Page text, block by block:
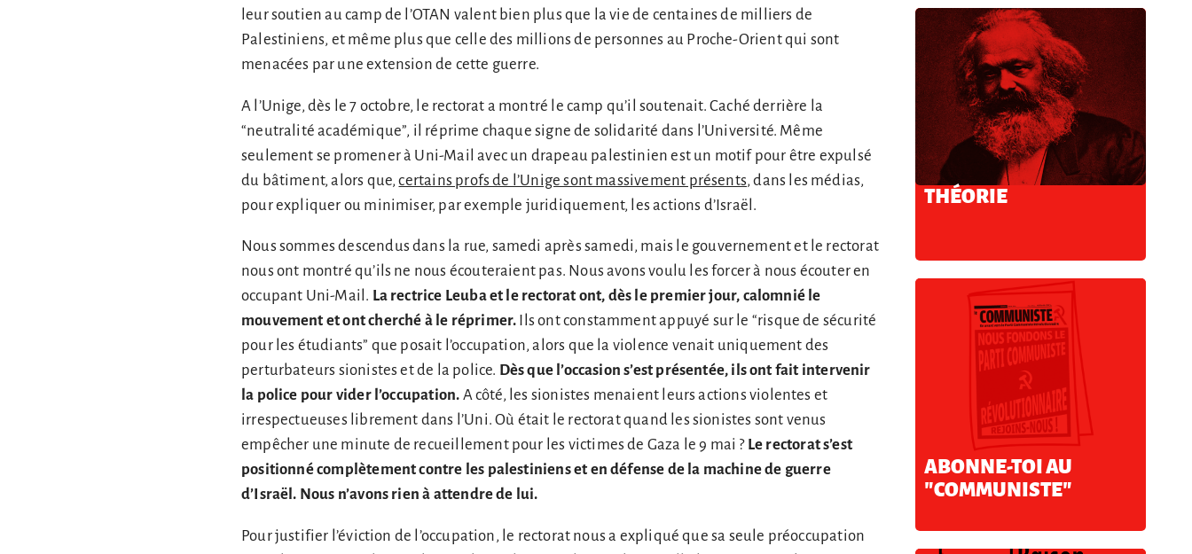
leur soutien au camp de l’OTAN valent bien plus que la vie de centaines de milliers de
Palestiniens, et même plus que celle des millions de personnes au Proche-Orient qui sont
menacées par une extension de cette guerre.
A l’Unige, dès le 7 octobre, le rectorat a montré le camp qu’il soutenait. Caché derrière la
“neutralité académique”, il réprime chaque signe de solidarité dans l’Université. Même
seulement se promener à Uni-Mail avec un drapeau palestinien est un motif pour être expulsé
du bâtiment, alors que,certains profs de l’Unige sont massivement présents, dans les médias,
pour expliquer ou minimiser, par exemple juridiquement, les actions d’Israël.
Nous sommes descendus dans la rue, samedi après samedi, mais le gouvernement et le rectorat
nous ont montré qu’ils ne nous écouteraient pas. Nous avons voulu les forcer à nous écouter en
occupant Uni-Mail. La rectrice Leuba et le rectorat ont, dès le premier jour, calomnié le
mouvement et ont cherché à le réprimer. Ils ont constamment appuyé sur le “risque de sécurité
pour les étudiants” que posait l’occupation, alors que la violence venait uniquement des
perturbateurs sionistes et de la police. Dès que l’occasion s’est présentée, ils ont fait intervenir
la police pour vider l’occupation. A côté, les sionistes menaient leurs actions violentes et
irrespectueuses librement dans l’Uni. Où était le rectorat quand les sionistes sont venus
empêcher une minute de recueillement pour les victimes de Gaza le 9 mai ? Le rectorat s’est
positionné complètement contre les palestiniens et en défense de la machine de guerre
d’Israël. Nous n’avons rien à attendre de lui.
Pour justifier l’éviction de l’occupation, le rectorat nous a expliqué que sa seule préoccupation
THÉORIE
ABONNE-TOI AU
"COMMUNISTE"